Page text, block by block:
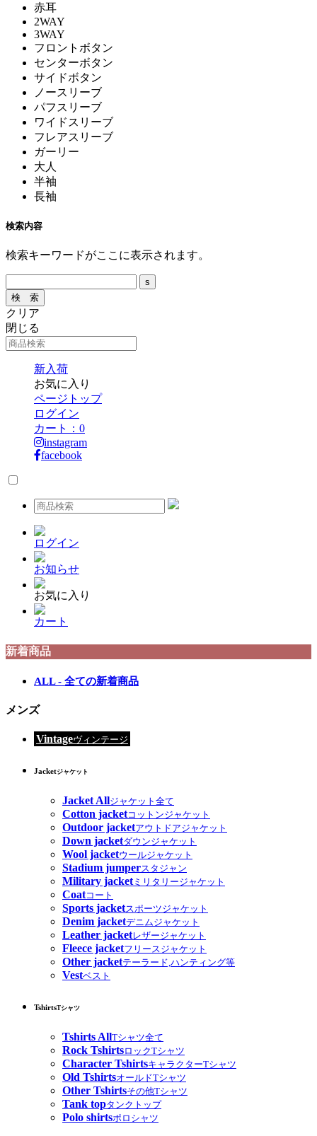
赤耳
2WAY
3WAY
フロントボタン
センターボタン
サイドボタン
ノースリーブ
パフスリーブ
ワイドスリーブ
フレアスリーブ
ガーリー
大人
半袖
長袖
検索内容
検索キーワードがここに表示されます。
クリア
閉じる
新入荷
お気に入り
ページトップ
ログイン
カート： 0
instagram
facebook
ログイン
お知らせ
お気に入り
カート
新着商品
ALL - 全ての新着商品
メンズ
Vintageヴィンテージ
Jacketジャケット
Jacket Allジャケット全て
Cotton jacketコットンジャケット
Outdoor jacketアウトドアジャケット
Down jacketダウンジャケット
Wool jacketウールジャケット
Stadium jumperスタジャン
Military jacketミリタリージャケット
Coatコート
Sports jacketスポーツジャケット
Denim jacketデニムジャケット
Leather jacketレザージャケット
Fleece jacketフリースジャケット
Other jacketテーラード,ハンティング等
Vestベスト
TshirtsTシャツ
Tshirts AllTシャツ全て
Rock TshirtsロックTシャツ
Character TshirtsキャラクターTシャツ
Old TshirtsオールドTシャツ
Other Tshirtsその他Tシャツ
Tank topタンクトップ
Polo shirtsポロシャツ